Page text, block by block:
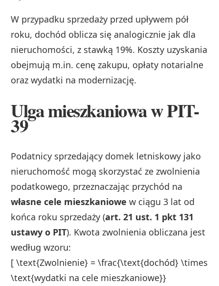
W przypadku sprzedaży przed upływem pół
roku, dochód oblicza się analogicznie jak dla
nieruchomości, z stawką 19%. Koszty uzyskania
obejmują m.in. cenę zakupu, opłaty notarialne
oraz wydatki na modernizację.
Ulga mieszkaniowa w PIT-
39
Podatnicy sprzedający domek letniskowy jako
nieruchomość mogą skorzystać ze zwolnienia
podatkowego, przeznaczając przychód na
własne cele mieszkaniowe w ciągu 3 lat od
końca roku sprzedaży (art. 21 ust. 1 pkt 131
ustawy o PIT). Kwota zwolnienia obliczana jest
według wzoru:
[ \text{Zwolnienie} = \frac{\text{dochód} \times
\text{wydatki na cele mieszkaniowe}}